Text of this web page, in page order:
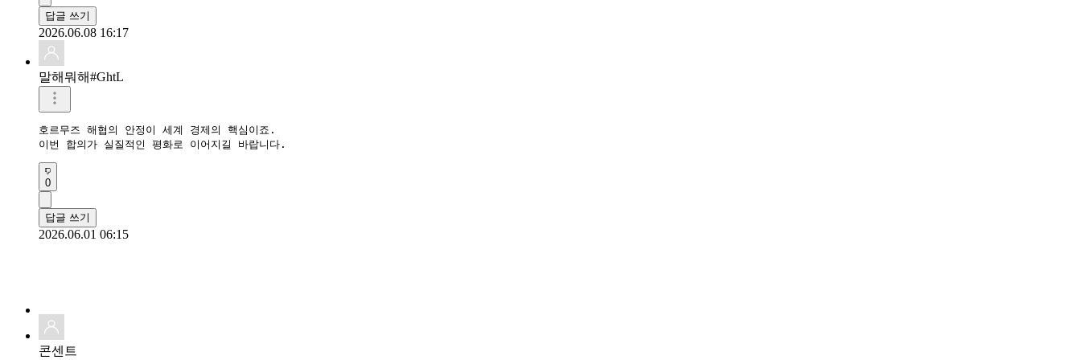
답글 쓰기
2026.06.08 16:17
말해뭐해#GhtL
호르무즈 해협의 안정이 세계 경제의 핵심이죠.
이번 합의가 실질적인 평화로 이어지길 바랍니다.
0
답글 쓰기
2026.06.01 06:15
콘센트